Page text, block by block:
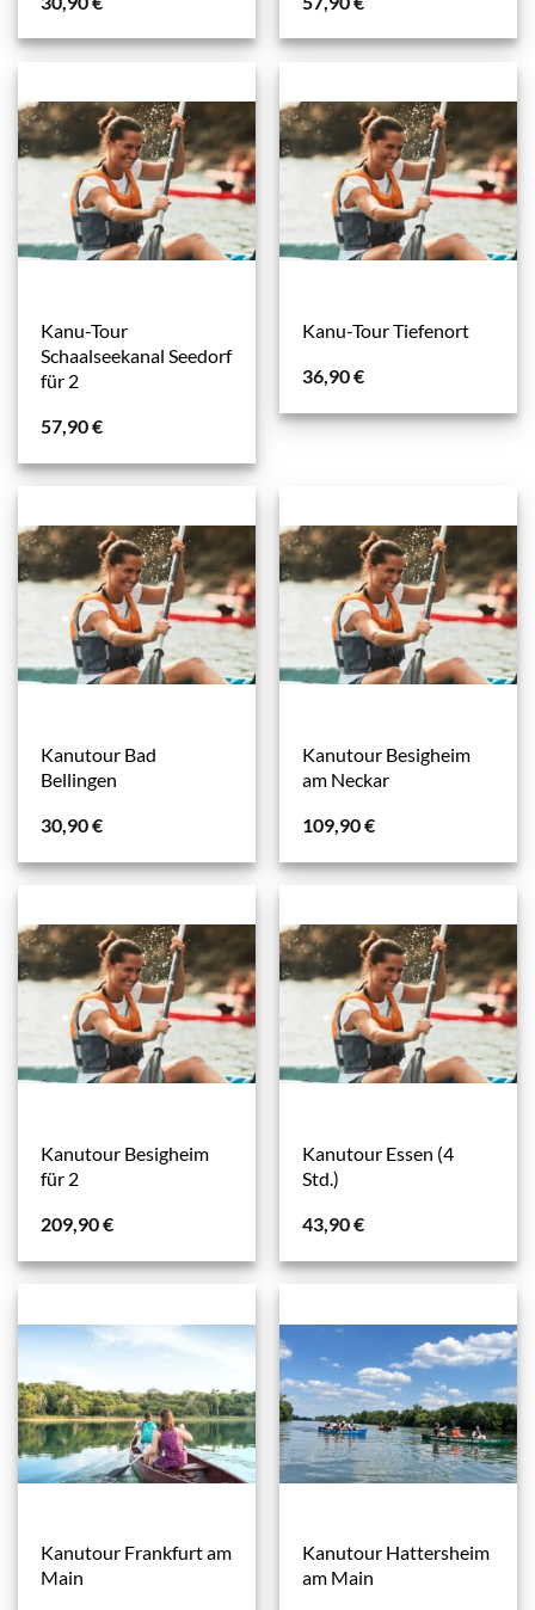
Kanu-Tour
Schaalseekanal Seedorf
für 2
57,90€
Kanu-Tour Tiefenort
36,90€
Kanutour Bad
Bellingen
30,90€
Kanutour Besigheim
am Neckar
109,90€
Kanutour Besigheim
für 2
209,90€
Kanutour Essen (4
Std.)
43,90€
Kanutour Frankfurt am
Main
Kanutour Hattersheim
am Main